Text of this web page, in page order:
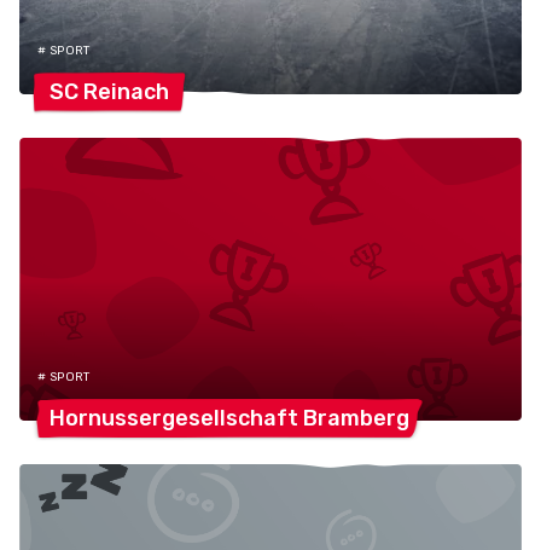
# SPORT
SC Reinach
# SPORT
Hornussergesellschaft Bramberg